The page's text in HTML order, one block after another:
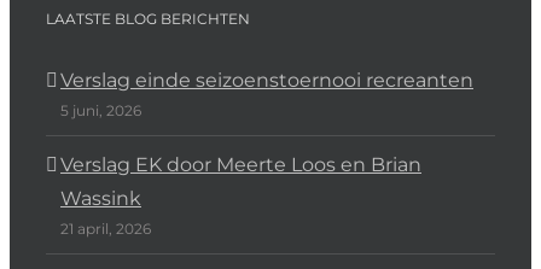
LAATSTE BLOG BERICHTEN
Verslag einde seizoenstoernooi recreanten
5 juni, 2026
Verslag EK door Meerte Loos en Brian
Wassink
21 april, 2026